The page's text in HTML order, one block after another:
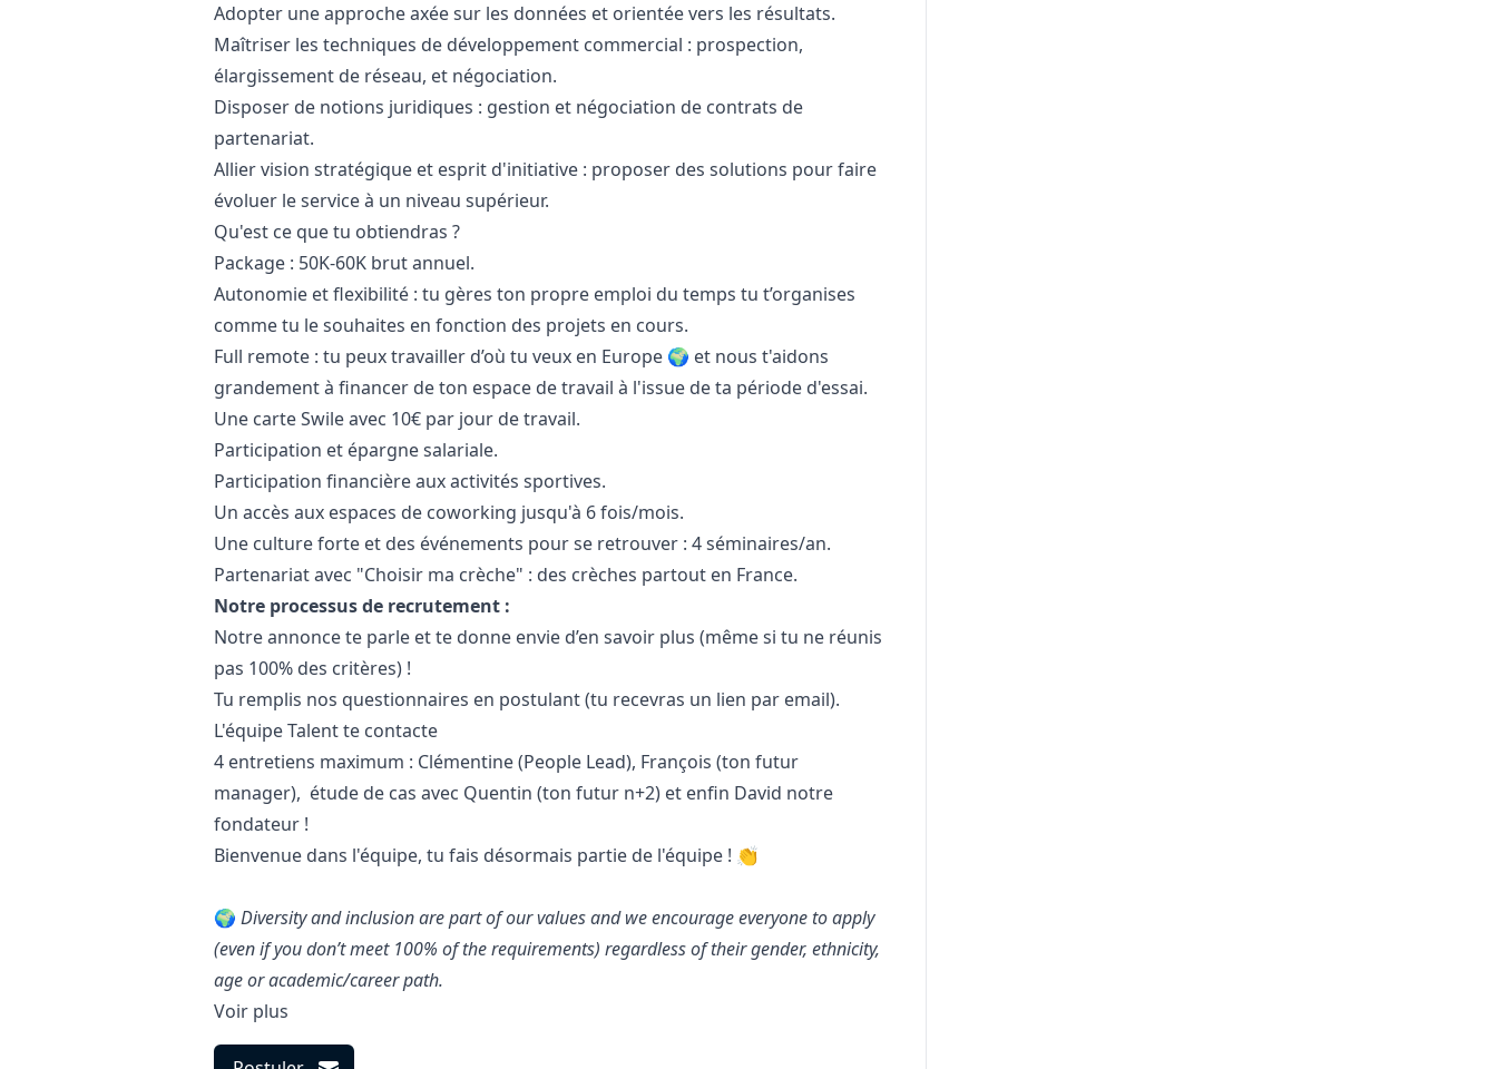
Adopter une approche axée sur les données et orientée vers les résultats.
Maîtriser les techniques de développement commercial : prospection,
élargissement de réseau, et négociation.
Disposer de notions juridiques : gestion et négociation de contrats de
partenariat.
Allier vision stratégique et esprit d'initiative : proposer des solutions pour faire
évoluer le service à un niveau supérieur.
Qu'est ce que tu obtiendras ?
Package : 50K-60K brut annuel.
Autonomie et flexibilité : tu gères ton propre emploi du temps tu t’organises
comme tu le souhaites en fonction des projets en cours.
Full remote : tu peux travailler d’où tu veux en Europe 🌍 et nous t'aidons
grandement à financer de ton espace de travail à l'issue de ta période d'essai.
Une carte Swile avec 10€ par jour de travail.
Participation et épargne salariale.
Participation financière aux activités sportives.
Un accès aux espaces de coworking jusqu'à 6 fois/mois.
Une cultureforte et des événements pour se retrouver : 4 séminaires/an.
Partenariat avec "Choisir ma crèche" : des crèches partout en France.
Notre processus de recrutement :
Notre annonce te parle et te donne envie d’en savoir plus (même si tu ne réunis
pas 100% des critères) !
Tu remplis nos questionnaires en postulant (tu recevras un lien par email).
L'équipe Talent te contacte
4 entretiens maximum : Clémentine (People Lead), François (ton futur
manager), étude de cas avec Quentin (ton futur n+2) et enfin David notre
fondateur !
Bienvenue dans l'équipe, tu fais désormais partie de l'équipe ! 👏
🌍 Diversity and inclusion are part of our values and we encourage everyone to apply
(even if you don’t meet 100% of the requirements) regardless of their gender, ethnicity,
age or academic/career path.
Voir plus